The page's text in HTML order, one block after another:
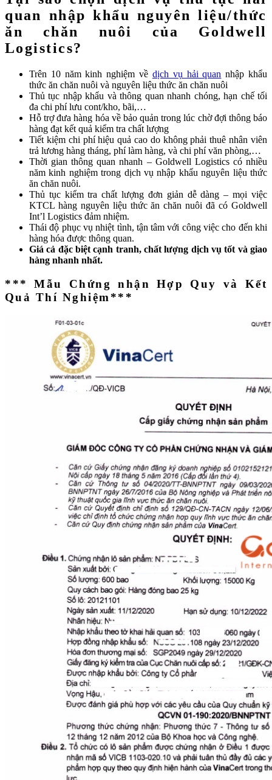
quan nhập khẩu nguyên liệu/thức
ăn chăn nuôi của Goldwell
Logistics?
Trên 10 năm kinh nghiệm về dịch vụ hải quan nhập khẩu
thức ăn chăn nuôi và nguyên liệu thức ăn chăn nuôi
Thủ tục nhập khẩu và thông quan nhanh chóng, hạn chế tối
đa chi phí lưu cont/kho, bãi,…
Hỗ trợ đưa hàng hóa về bảo quản trong lúc chờ đợi thông báo
hàng đạt kết quả kiểm tra chất lượng
Tiết kiệm chi phí hiệu quả cao do không phải thuê nhân viên
trả lương hàng tháng, phí làm hàng, và chi phí văn phòng,…
Thời gian thông quan nhanh – Goldwell Logistics có nhiều
năm kinh nghiệm trong dịch vụ nhập khẩu nguyên liệu thức
ăn chăn nuôi.
Thủ tục kiểm tra chất lượng đơn giản dễ dàng – mọi việc
KTCL hàng nguyên liệu thức ăn chăn nuôi đã có Goldwell
Int’l Logistics đảm nhiệm.
Thái độ phục vụ nhiệt tình, tận tâm với công việc cho đến khi
hàng hóa được thông quan.
Giá cả đặc biệt cạnh tranh, chất lượng dịch vụ tốt và giao
hàng nhanh nhất.
*** Mẫu Chứng nhận Hợp Quy và Kết
Quả Thí Nghiệm***